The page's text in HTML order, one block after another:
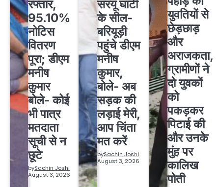
रफ्तार,
95.10%
नोटिस
वितरण
पूरा; डीएम
मनीष
कुमार
बोले- कोई
भी पात्र
मतदाता
सूची से न
छूटे
bySachin Joshi
August 3, 2026
सरयू घाटी
के सील-
बरियूड़ी
पहुंचे डीएम
मनीष
कुमार,
बोले- अब
सड़क की
लड़ाई मेरी,
आप चिंता
मत करें
bySachin Joshi
August 3, 2026
युवतियों से
छेड़छाड़
और
अराजकता,
ग्रामीणों ने
दो युवकों
को
पकड़कर
पिटाई की
और उनके
मुंह पर
कालिख
पोती